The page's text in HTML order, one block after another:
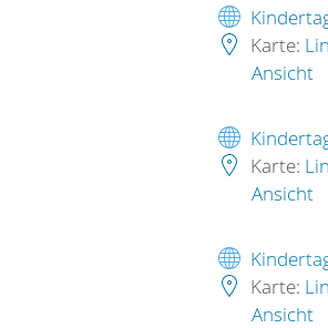
Karte:
Ansicht
Karte:
Ansicht
Karte:
Ansicht